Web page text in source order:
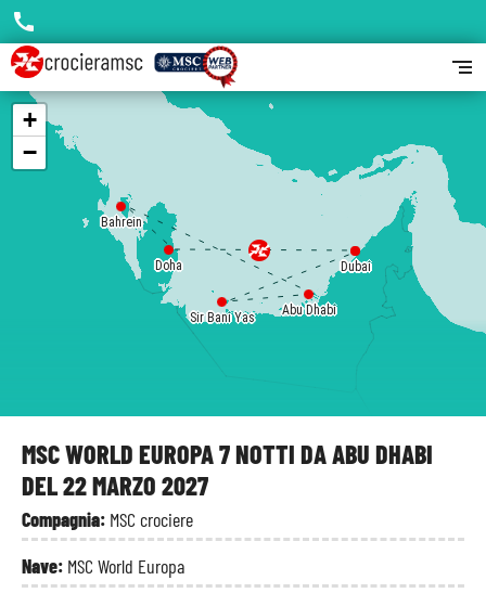
MSC WORLD EUROPA 7 NOTTI DA ABU DHABI
DEL 22 MARZO 2027
Compagnia: MSC crociere
Nave: MSC World Europa
Abu Dhabi
Bahrein
Doha Dubai
Dubai
Sir Bani Yas
+
−
call
segment